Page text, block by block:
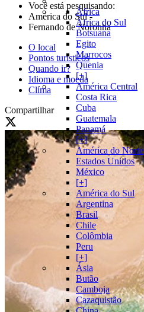
África
África do Sul
Botsuana
Egito
Marrocos
Quenia
[+]
América Central
Costa Rica
Cuba
Guatemala
Panamá
[+]
América do Norte
Estados Unidos
México
[+]
América do Sul
Argentina
Brasil
Chile
Colômbia
Peru
[+]
Ásia
Butão
Camboja
Cazaquistão
Você está pesquisando:
América do Sul-
Fernando de Noronha
O local
Pontos turísticos
Quando ir?
Idioma e moeda
Clíma
Compartilhar